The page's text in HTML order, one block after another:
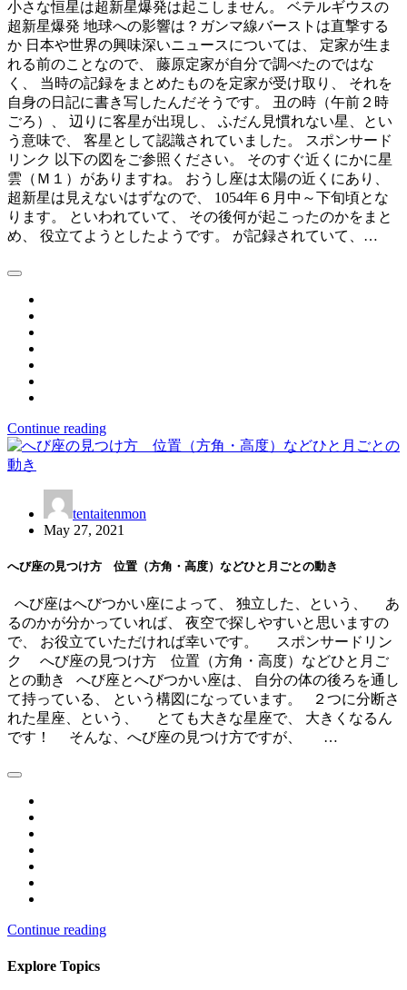
小さな恒星は超新星爆発は起こしません。 ベテルギウスの
超新星爆発 地球への影響は？ガンマ線バーストは直撃する
か 日本や世界の興味深いニュースについては、 定家が生ま
れる前のことなので、 藤原定家が自分で調べたのではな
く、 当時の記録をまとめたものを定家が受け取り、 それを
自身の日記に書き写したんだそうです。 丑の時（午前２時
ごろ）、 辺りに客星が出現し、 ふだん見慣れない星、とい
う意味で、 客星として認識されていました。 スポンサード
リンク 以下の図をご参照ください。 そのすぐ近くにかに星
雲（Ｍ１）がありますね。 おうし座は太陽の近くにあり、
超新星は見えないはずなので、 1054年６月中～下旬頃とな
ります。 といわれていて、 その後何が起こったのかをまと
め、 役立てようとしたようです。 が記録されていて、…
Continue reading
tentaitenmon
May 27, 2021
へび座の見つけ方 位置（方角・高度）などひと月ごとの動き
へび座はへびつかい座によって、 独立した、という、 あ
るのかが分かっていれば、 夜空で探しやすいと思いますの
で、 お役立ていただければ幸いです。 スポンサードリン
ク へび座の見つけ方 位置（方角・高度）などひと月ご
との動き へび座とへびつかい座は、 自分の体の後ろを通し
て持っている、 という構図になっています。 ２つに分断さ
れた星座、という、 とても大きな星座で、 大きくなるん
です！ そんな、へび座の見つけ方ですが、 …
Continue reading
Explore Topics